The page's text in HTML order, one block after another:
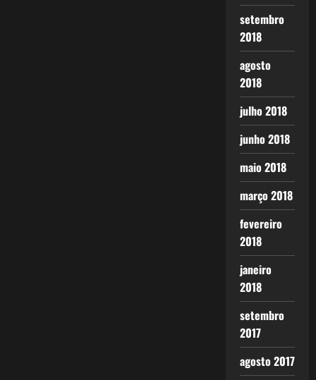
setembro
2018
agosto
2018
julho 2018
junho 2018
maio 2018
março 2018
fevereiro
2018
janeiro
2018
setembro
2017
agosto 2017